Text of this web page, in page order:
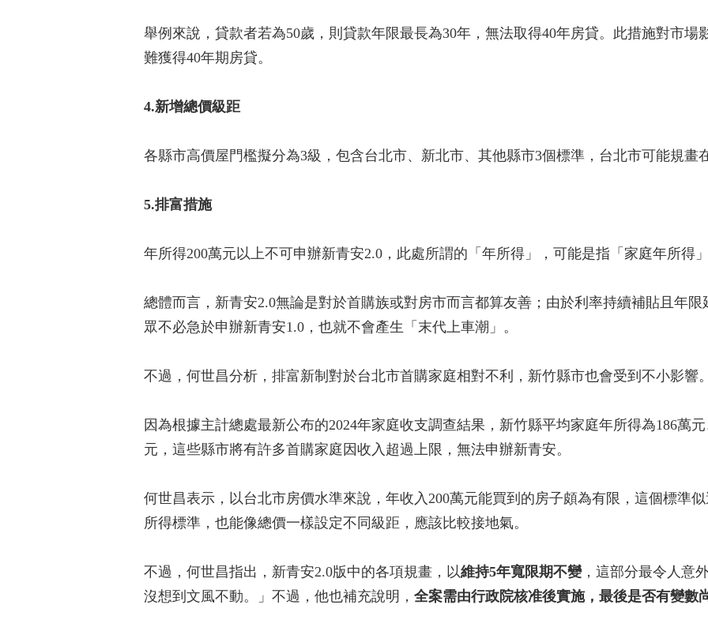
舉例來說，貸款者若為50歲，則貸款年限最長為30年，無法取得40年房貸。此措施對市場
難獲得40年期房貸。
4.新增總價級距
各縣市高價屋門檻擬分為3級，包含台北市、新北市、其他縣市3個標準，台北市可能規畫
5.排富措施
年所得200萬元以上不可申辦新青安2.0，此處所謂的「年所得」，可能是指「家庭年所得
總體而言，新青安2.0無論是對於首購族或對房市而言都算友善；由於利率持續補貼且年
眾不必急於申辦新青安1.0，也就不會產生「末代上車潮」。
不過，何世昌分析，排富新制對於台北市首購家庭相對不利，新竹縣市也會受到不小影響
因為根據主計總處最新公布的2024年家庭收支調查結果，新竹縣平均家庭年所得為186萬
元，這些縣市將有許多首購家庭因收入超過上限，無法申辦新青安。
何世昌表示，以台北市房價水準來說，年收入200萬元能買到的房子頗為有限，這個標準
所得標準，也能像總價一樣設定不同級距，應該比較接地氣。
不過，何世昌指出，新青安2.0版中的各項規畫，以維持5年寬限期不變，這部分最令人意
沒想到文風不動。」不過，他也補充說明， 全案需由行政院核准後實施，最後是否有變數